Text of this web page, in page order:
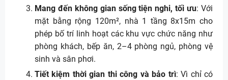
Mang đến không gian sống tiện nghi, tối ưu: Với
mặt bằng rộng 120m², nhà 1 tầng 8x15m cho
phép bố trí linh hoạt các khu vực chức năng như
phòng khách, bếp ăn, 2–4 phòng ngủ, phòng vệ
sinh và sân phơi.
Tiết kiệm thời gian thi công và bảo trì: Vì chỉ có